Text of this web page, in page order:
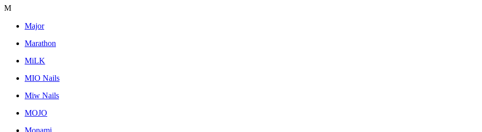
M
Major
Marathon
MiLK
MIO Nails
Miw Nails
MOJO
Monami